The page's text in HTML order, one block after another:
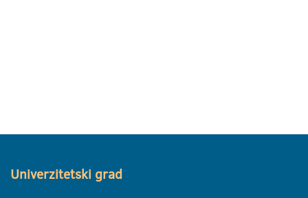
Univerzitetski grad